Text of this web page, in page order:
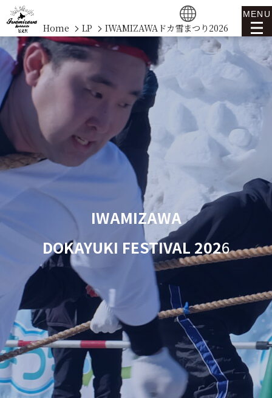
MENU
Home LP IWAMIZAWAドカ雪まつり2026
IWAMIZAWA
DOKAYUKI FESTIVAL 2026